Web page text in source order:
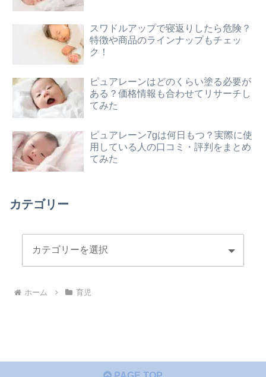
スワドルアップで寝返りしたら危険？
特徴や商品のラインナップもチェッ
ク！
ピュアレーンはどのくらい塗る必要が
ある？価格情報も合わせてリサーチし
てみた
ピュアレーン7gは何日もつ？実際に使
用している人の口コミ・評判をまとめ
てみた
カテゴリー
ホーム 育児